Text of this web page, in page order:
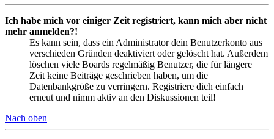
Ich habe mich vor einiger Zeit registriert, kann mich aber nicht
mehr anmelden?!
Es kann sein, dass ein Administrator dein Benutzerkonto aus
verschieden Gründen deaktiviert oder gelöscht hat. Außerdem
löschen viele Boards regelmäßig Benutzer, die für längere
Zeit keine Beiträge geschrieben haben, um die
Datenbankgröße zu verringern. Registriere dich einfach
erneut und nimm aktiv an den Diskussionen teil!
Nach oben